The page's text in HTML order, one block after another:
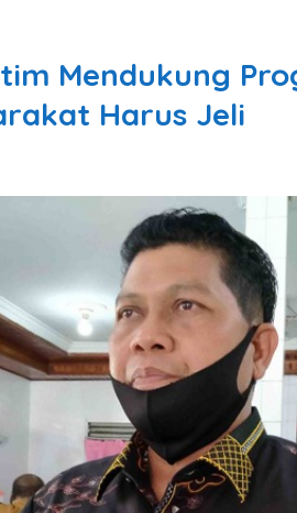
Mendukung
Harus Jeli